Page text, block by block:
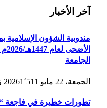
آخر الأخبار
مندوبية الشؤون
الجامعة
الجمعة، 22 مايو 2026 1٬511
تطورات خطيرة في فاجعة